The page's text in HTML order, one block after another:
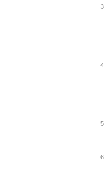
3
4
5
6